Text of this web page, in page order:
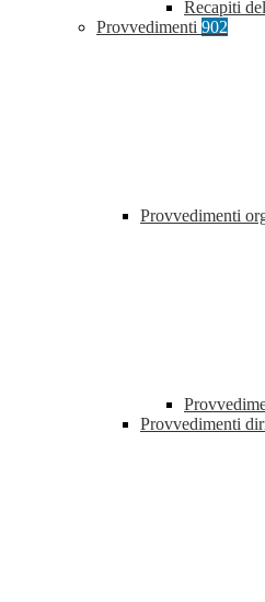
Recapiti
Provvedimenti 902
Provvedimenti
Provvedimenti